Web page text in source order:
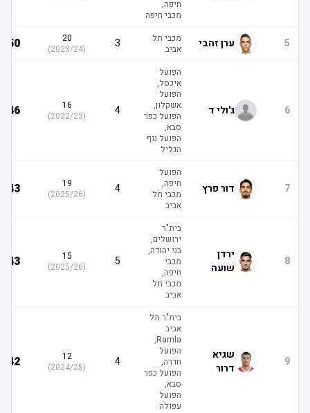
חיפה,
מכבי חיפה
ערן זהבי
מכבי תל
אביב
20
2023/24
)
50
ג'ולי ד
הפועל
איכסל,
הפועל
אשקלון,
הפועל כפר
סבא,
הפועל נוף
הגליל
16
2022/23
)
46
דור פרץ
הפועל
חיפה,
מכבי תל
אביב
19
2025/26
)
43
ירדן
שועה
בית"ר
ירושלים,
בני יהודה,
מכבי
חיפה,
מכבי תל
אביב
15
2025/26
)
43
שגיא
דרור
בית"ר תל
אביב
Ramla,
הפועל
חדרה,
הפועל כפר
סבא,
הפועל
עפולה
12
2024/25
)
42